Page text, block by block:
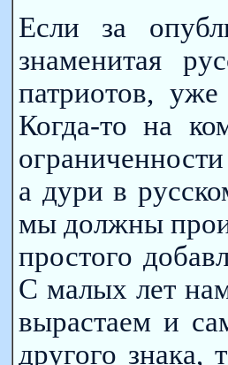
Если за
знаменитая
патриотов,
Когда-то на
а дури в
мы должны
простого
С малых лет
вырастаем и
другого